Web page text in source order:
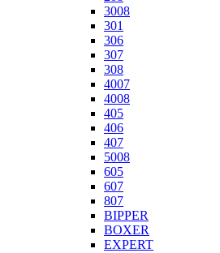
3008
301
306
307
308
4007
4008
405
406
407
5008
605
607
807
BIPPER
BOXER
EXPERT